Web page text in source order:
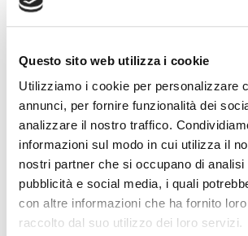
Questo sito web utilizza i cookie
Utilizziamo i cookie per personalizzare
annunci, per fornire funzionalità dei
analizzare il nostro traffico.
informazioni sul modo in cui utilizza il
nostri partner che si occupano di analisi
pubblicità e social media, i quali
con altre informazioni che ha fornito
raccolto dal suo utilizzo dei loro servizi.
Caratteristiche
Chiusura perno
Marca Cuori
Materiale argento